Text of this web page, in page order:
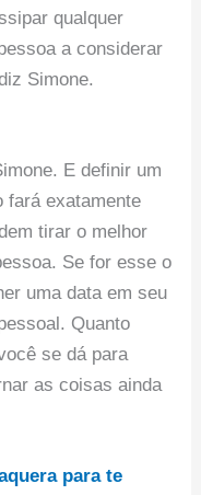
qualquer
a considerar
Simone.
E definir um
fará exatamente
tirar o melhor
Se for esse o
uma data em seu
Quanto
se dá para
as coisas ainda
para te